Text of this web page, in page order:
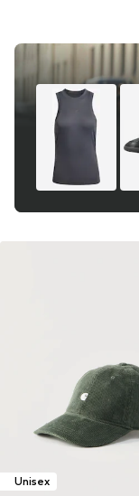
Unisex